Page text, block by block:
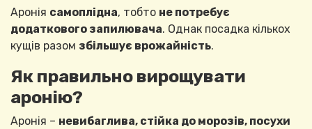
Аронія самоплідна, тобто не потребує
додаткового запилювача. Однак посадка кількох
кущів разом збільшує врожайність.
Як правильно вирощувати
аронію?
Аронія – невибаглива, стійка до морозів, посухи